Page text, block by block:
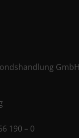
GmbH
190 – 0